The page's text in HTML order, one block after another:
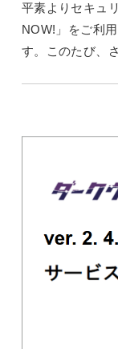
平素よりセキュ
NOW!」をご利
す。このたび、